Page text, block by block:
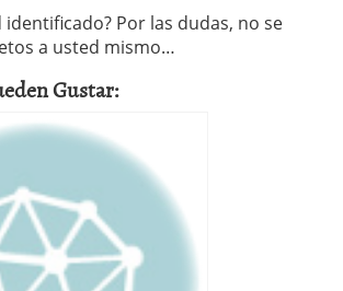
identificado? Por las dudas, no se
a usted mismo…
Gustar: